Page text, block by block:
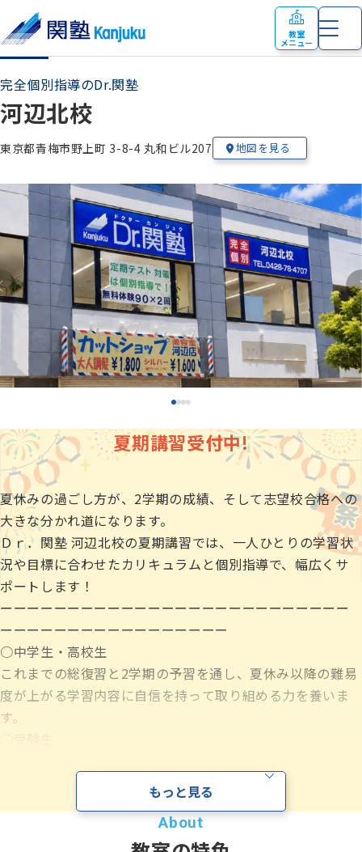
教室
メニュー
中学生の個別指導・少人数制指導
高校生の個別指導
完全個別指導 Dr. 関塾
関塾について
お知らせ
関塾コラム
お気軽にお問い合わせください！
無料体験授業
0120-86
ハロー
-3154
教室の特色 お知らせ
塾生の在籍校 時間割
講師紹介 合格実績
教室案内
お気軽にお問い合わせください！
無料体験授業
資料請求
お電話でのご相談はこちら
0428-78-4707
完全個別指導のDr.関塾
河辺北校
東京都青梅市野上町 3-8-4 丸和ビル207 地図を見る
夏期講習受付中!
夏休みの過ごし方が、2学期の成績、そして志望校合格への
大きな分かれ道になります。
Ｄｒ．関塾 河辺北校の夏期講習では、一人ひとりの学習状
況や目標に合わせたカリキュラムと個別指導で、幅広くサ
ポートします！
ーーーーーーーーーーーーーーーーーーーーーーーーーー
ーーーーーーーーーーーーーーーーー
○中学生・高校生
これまでの総復習と2学期の予習を通し、夏休み以降の難易
度が上がる学習内容に自信を持って取り組める力を養いま
す。
ーーーーーーーーーーーーーーーーーーーーーーーーーー
ーーーーーーーーーーーーーーーーー
「勉強のやり方がわからない」「苦手科目を克服したい」
もっと見る